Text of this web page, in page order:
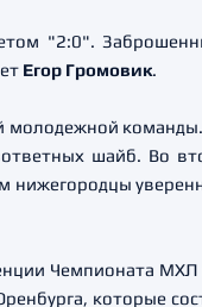
"2:0".
Егор Громовик.
молодежной
шайб. Во
нижегородцы
Чемпионата
которые